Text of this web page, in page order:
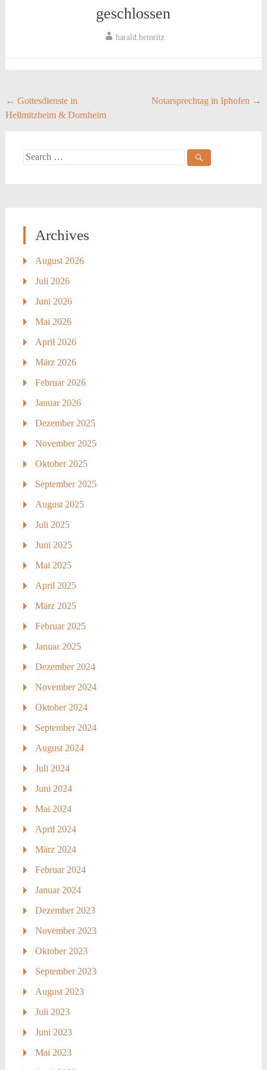
geschlossen
harald.heinritz
Post
navigation
← Gottesdienste in
Hellmitzheim & Dornheim
Notarsprechtag in Iphofen →
Search
Archives
August 2026
Juli 2026
Juni 2026
Mai 2026
April 2026
März 2026
Februar 2026
Januar 2026
Dezember 2025
November 2025
Oktober 2025
September 2025
August 2025
Juli 2025
Juni 2025
Mai 2025
April 2025
März 2025
Februar 2025
Januar 2025
Dezember 2024
November 2024
Oktober 2024
September 2024
August 2024
Juli 2024
Juni 2024
Mai 2024
April 2024
März 2024
Februar 2024
Januar 2024
Dezember 2023
November 2023
Oktober 2023
September 2023
August 2023
Juli 2023
Juni 2023
Mai 2023